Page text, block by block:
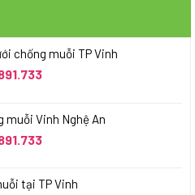
chống muỗi TP Vinh
muỗi Vinh Nghệ An
tại TP Vinh